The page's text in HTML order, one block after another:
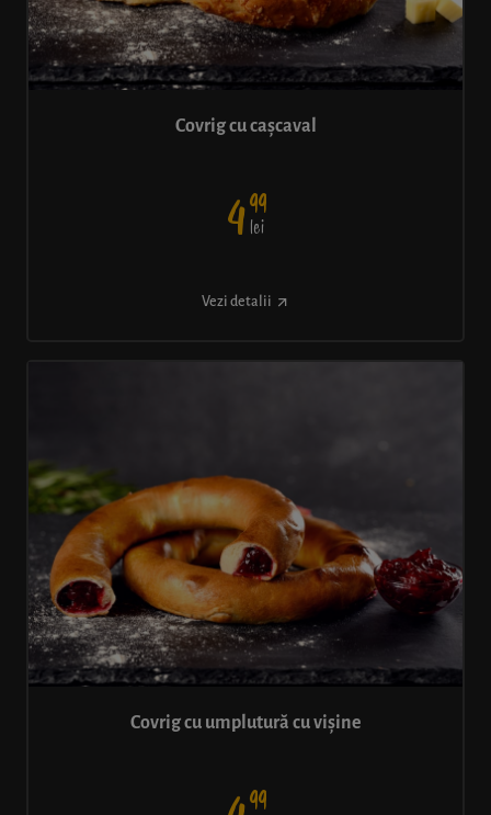
Covrig cu cașcaval
499
lei
Vezi detalii
Covrig cu umplutură cu vișine
99